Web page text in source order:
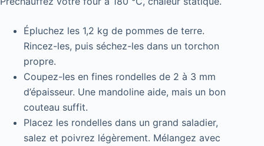
Épluchez les 1,2 kg de pommes de terre.
Rincez-les, puis séchez-les dans un torchon
propre.
Coupez-les en fines rondelles de 2 à 3 mm
d’épaisseur. Une mandoline aide, mais un bon
couteau suffit.
Placez les rondelles dans un grand saladier,
salez et poivrez légèrement. Mélangez avec